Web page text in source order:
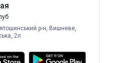
р-н, Вишневе,
2л